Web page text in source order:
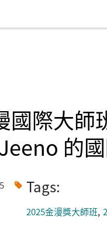
國際大師
的
Tags:
2025金漫獎大師班